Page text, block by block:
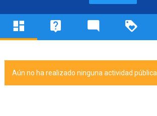
Aún no ha realizado ninguna actividad pública.